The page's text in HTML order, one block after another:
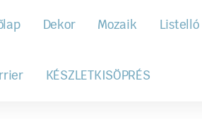
Dekor Mozaik Listelló
KÉSZLETKISÖPRÉS